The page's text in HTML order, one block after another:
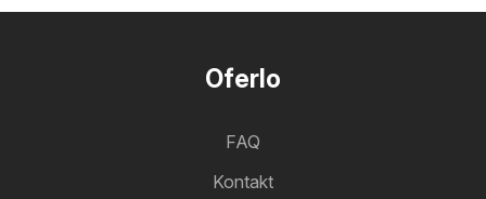
Oferlo
FAQ
Kontakt